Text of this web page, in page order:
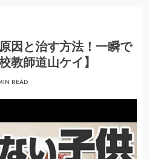
因と治す方法！一瞬で
教師道山ケイ】
READ